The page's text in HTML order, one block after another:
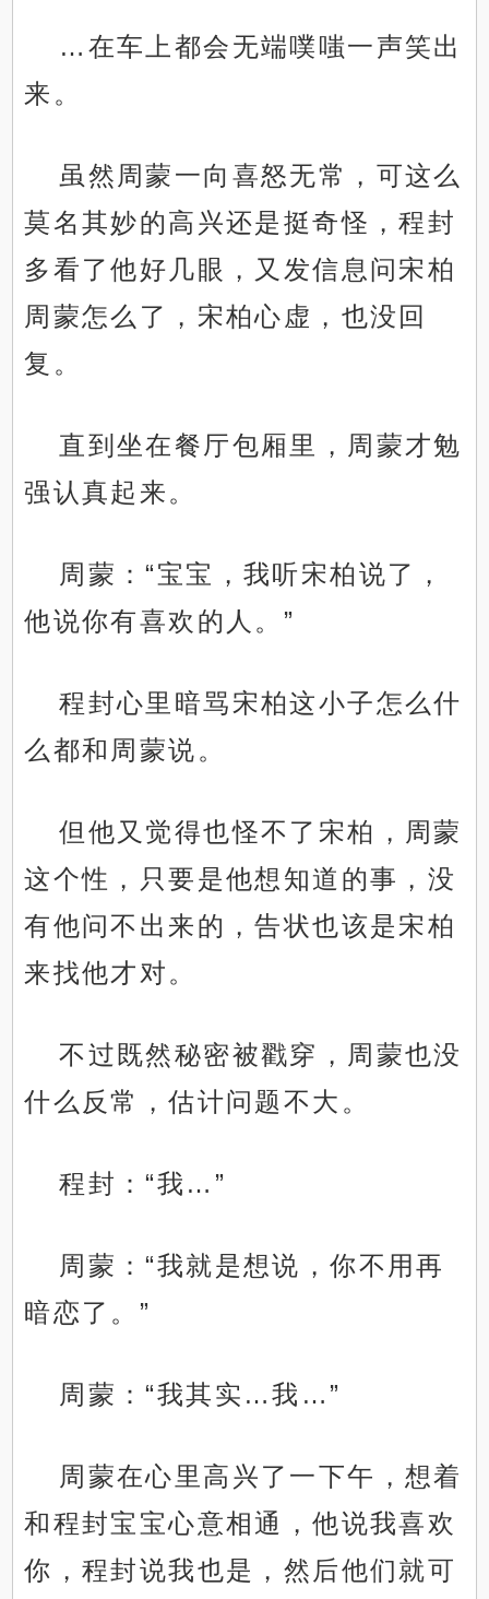
…在车上都会无端噗嗤一声笑出
来。
虽然周蒙一向喜怒无常，可这么
莫名其妙的高兴还是挺奇怪，程封
多看了他好几眼，又发信息问宋柏
周蒙怎么了，宋柏心虚，也没回
复。
直到坐在餐厅包厢里，周蒙才勉
强认真起来。
周蒙：“宝宝，我听宋柏说了，
他说你有喜欢的人。”
程封心里暗骂宋柏这小子怎么什
么都和周蒙说。
但他又觉得也怪不了宋柏，周蒙
这个性，只要是他想知道的事，没
有他问不出来的，告状也该是宋柏
来找他才对。
不过既然秘密被戳穿，周蒙也没
什么反常，估计问题不大。
程封：“我…”
周蒙：“我就是想说，你不用再
暗恋了。”
周蒙：“我其实…我…”
周蒙在心里高兴了一下午，想着
和程封宝宝心意相通，他说我喜欢
你，程封说我也是，然后他们就可